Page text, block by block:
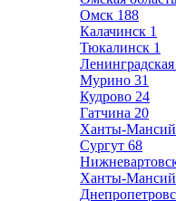
Омск 188
Калачинск 1
Тюкалинск 1
Ленинградская
Мурино 31
Кудрово 24
Гатчина 20
Ханты-
Сургут 68
Ханты-